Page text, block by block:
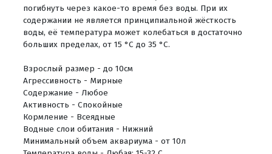
погибнуть через какое-то время без воды. При их
содержании не является принципиальной жёсткость
воды, её температура может колебаться в достаточно
больших пределах, от 15 °C до 35 °C.
Взрослый размер - до 10см
Агрессивность - Мирные
Содержание - Любое
Активность - Спокойные
Кормление - Всеядные
Водные слои обитания - Нижний
Минимальный объем аквариума - от 10л